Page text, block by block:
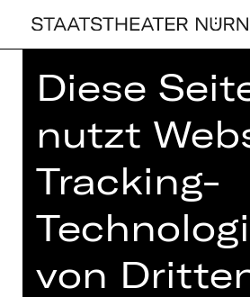
KONZERT ,PLUS
DIE
2. Kinderkonzert
Sonntag, 26.01.2025
Diese
nutzt
Tracking-
von